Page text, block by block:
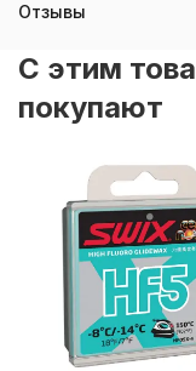
Отзывы
C этим
покупают